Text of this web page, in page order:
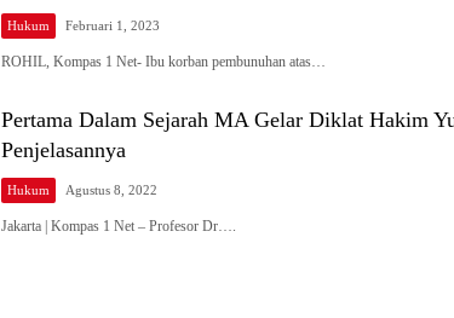
Hukum Februari 1, 2023
ROHIL, Kompas 1 Net- Ibu korban pembunuhan atas…
Pertama Dalam Sejarah MA Gelar Diklat Hakim
Penjelasannya
Hukum Agustus 8, 2022
Jakarta | Kompas 1 Net – Profesor Dr….